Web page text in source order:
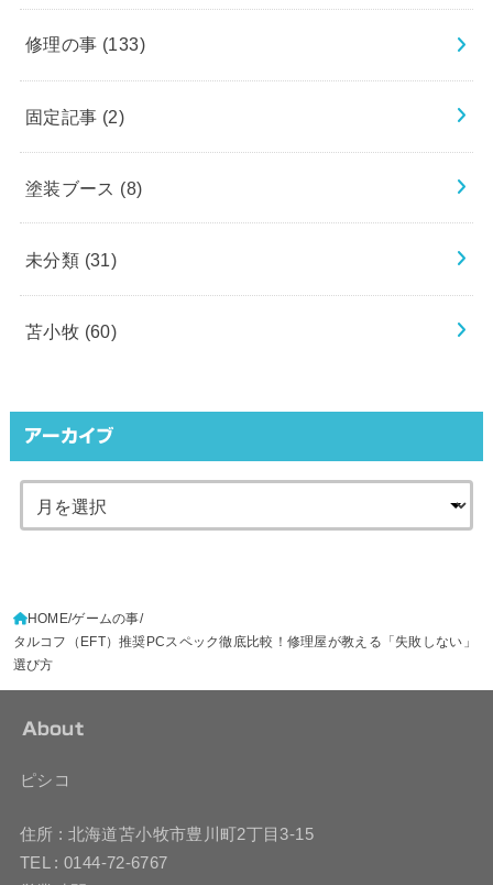
修理の事 (133)
固定記事 (2)
塗装ブース (8)
未分類 (31)
苫小牧 (60)
アーカイブ
HOME ゲームの事
タルコフ（EFT）推奨PCスペック徹底比較！修理屋が教える「失敗しない」
選び方
About
ピシコ
住所 : 北海道苫小牧市豊川町2丁目3-15
TEL : 0144-72-6767